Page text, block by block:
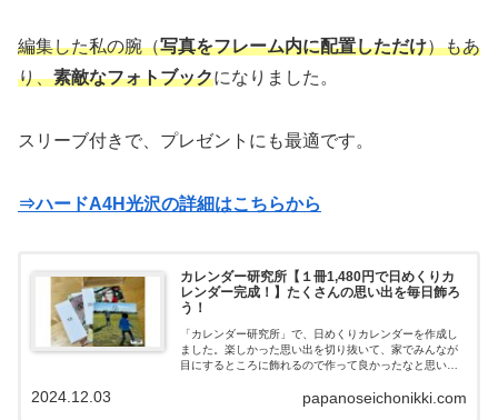
編集した私の腕（写真をフレーム内に配置しただけ）もあ
り、素敵なフォトブックになりました。
スリーブ付きで、プレゼントにも最適です。
⇒ハードA4H光沢の詳細はこちらから
カレンダー研究所【１冊1,480円で日めくりカ
レンダー完成！】たくさんの思い出を毎日飾ろ
う！
「カレンダー研究所」で、日めくりカレンダーを作成し
ました。楽しかった思い出を切り抜いて、家でみんなが
目にするところに飾れるので作って良かったなと思いま
楽しかった！また行きたい！」と、言ってくれるので話
papanoseichonikki.com
2024.12.03